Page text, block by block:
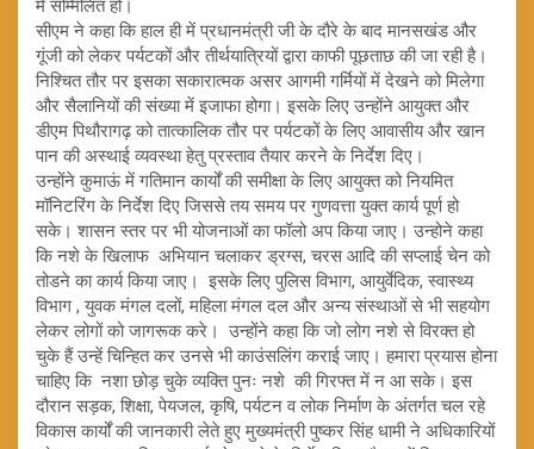
में सम्मिलित हो।
सीएम ने कहा कि हाल ही में प्रधानमंत्री जी के दौरे के बाद मानसखंड और
गूंजी को लेकर पर्यटकों और तीर्थयात्रियों द्वारा काफी पूछताछ की जा रही है।
निश्चित तौर पर इसका सकारात्मक असर आगमी गर्मियों में देखने को मिलेगा
और सैलानियों की संख्या में इजाफा होगा। इसके लिए उन्होंने आयुक्त और
डीएम पिथौरागढ़ को तात्कालिक तौर पर पर्यटकों के लिए आवासीय और खान
पान की अस्थाई व्यवस्था हेतु प्रस्ताव तैयार करने के निर्देश दिए।
उन्होंने कुमाऊं में गतिमान कार्यों की समीक्षा के लिए आयुक्त को नियमित
मॉनिटरिंग के निर्देश दिए जिससे तय समय पर गुणवत्ता युक्त कार्य पूर्ण हो
सके। शासन स्तर पर भी योजनाओं का फॉलो अप किया जाए। उन्होने कहा
कि नशे के खिलाफ अभियान चलाकर ड्रग्स, चरस आदि की सप्लाई चेन को
तोडने का कार्य किया जाए। इसके लिए पुलिस विभाग, आयुर्वेदिक, स्वास्थ्य
विभाग , युवक मंगल दलों, महिला मंगल दल और अन्य संस्थाओं से भी सहयोग
लेकर लोगों को जागरूक करे। उन्होंने कहा कि जो लोग नशे से विरक्त हो
चुके हैं उन्हें चिन्हित कर उनसे भी काउंसलिंग कराई जाए। हमारा प्रयास होना
चाहिए कि नशा छोड़ चुके व्यक्ति पुनः नशे की गिरफ्त में न आ सके। इस
दौरान सड़क, शिक्षा, पेयजल, कृषि, पर्यटन व लोक निर्माण के अंतर्गत चल रहे
विकास कार्यों की जानकारी लेते हुए मुख्यमंत्री पुष्कर सिंह धामी ने अधिकारियों